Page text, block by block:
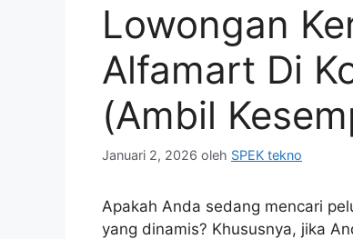
Lowongan
Alfamart Di
(Ambil
Januari 2, 2026 oleh SPEK tekno
Apakah Anda sedang mencari
yang dinamis? Khususnya, jika